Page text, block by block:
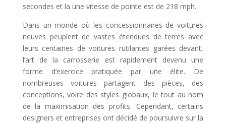
secondes et la une vitesse de pointe est de 218 mph.
Dans un monde où les concessionnaires de voitures
neuves peuplent de vastes étendues de terres avec
leurs centaines de voitures rutilantes garées devant,
l’art de la carrosserie est rapidement devenu une
forme d’exercice pratiquée par une élite. De
nombreuses voitures partagent des pièces, des
conceptions, voire des styles globaux, le tout au nom
de la maximisation des profits. Cependant, certains
designers et entreprises ont décidé de poursuivre sur la